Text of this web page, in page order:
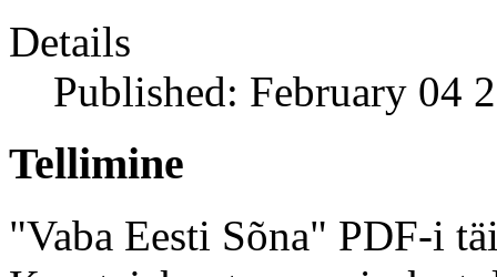
Details
Published: February 04
Tellimine
"Vaba Eesti Sõna" PDF-i